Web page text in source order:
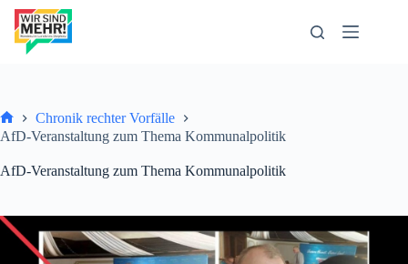
Zum
Inhalt
springen
Start
Chronik rechter Vorfälle
AfD-Veranstaltung zum Thema Kommunalpolitik
AfD-Veranstaltung zum Thema Kommunalpolitik